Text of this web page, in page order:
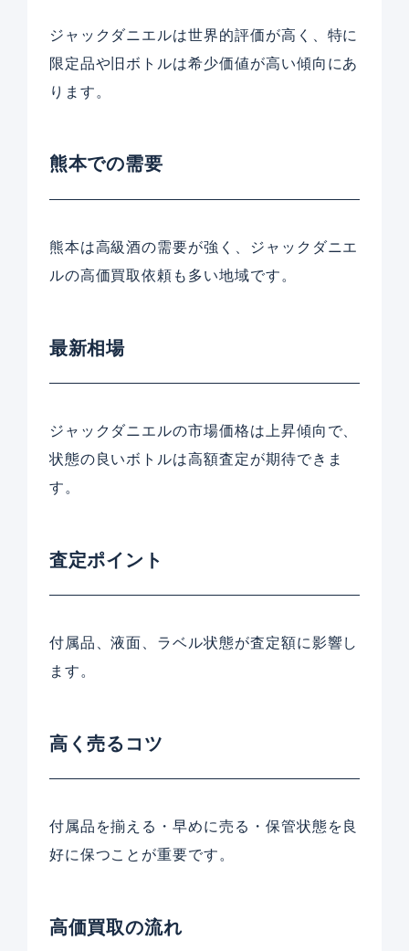
ジャックダニエルは世界的評価が高く、特に
限定品や旧ボトルは希少価値が高い傾向にあ
ります。
熊本での需要
熊本は高級酒の需要が強く、ジャックダニエ
ルの高価買取依頼も多い地域です。
最新相場
ジャックダニエルの市場価格は上昇傾向で、
状態の良いボトルは高額査定が期待できま
す。
査定ポイント
付属品、液面、ラベル状態が査定額に影響し
ます。
高く売るコツ
付属品を揃える・早めに売る・保管状態を良
好に保つことが重要です。
高価買取の流れ